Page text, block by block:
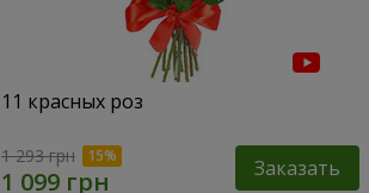
11 красных роз
1 293 грн Заказать